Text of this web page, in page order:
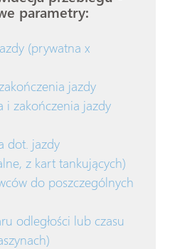
parametry:
(prywatna x
jazdy
i zakończenia jazdy
dot. jazdy
z kart tankujących)
do poszczególnych
odległości lub czasu